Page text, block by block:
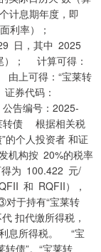
计息期年度，即
利率）；
日，其中 2025
）； 计算可得：
上可得：“宝莱转
券代码：
号：2025-
债 根据相关税
的个人投资者 和证
机构按 20%的税率
得为 100.422 元/
和 RQFII），
于持有“宝莱转
扣代缴所得税，
息所得税。 “宝
债”。“宝莱转